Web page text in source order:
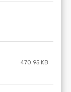
470.95 KB